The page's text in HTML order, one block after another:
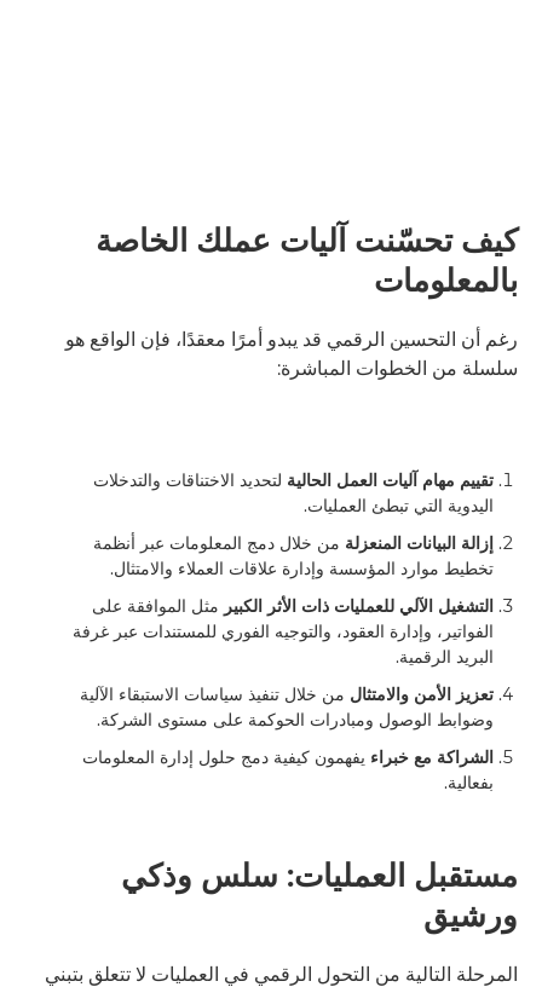
كيف تحسّنت آليات عملك الخاصة
بالمعلومات
رغم أن التحسين الرقمي قد يبدو أمرًا معقدًا، فإن الواقع هو
سلسلة من الخطوات المباشرة:
تقييم مهام آليات العمل الحالية لتحديد الاختناقات والتدخلات
اليدوية التي تبطئ العمليات.
إزالة البيانات المنعزلة من خلال دمج المعلومات عبر أنظمة
تخطيط موارد المؤسسة وإدارة علاقات العملاء والامتثال.
التشغيل الآلي للعمليات ذات الأثر الكبير مثل الموافقة على
الفواتير، وإدارة العقود، والتوجيه الفوري للمستندات عبر غرفة
البريد الرقمية.
تعزيز الأمن والامتثال من خلال تنفيذ سياسات الاستبقاء الآلية
وضوابط الوصول ومبادرات الحوكمة على مستوى الشركة.
الشراكة مع خبراء يفهمون كيفية دمج حلول إدارة المعلومات
بفعالية.
مستقبل العمليات: سلس وذكي
ورشيق
المرحلة التالية من التحول الرقمي في العمليات لا تتعلق بتبني